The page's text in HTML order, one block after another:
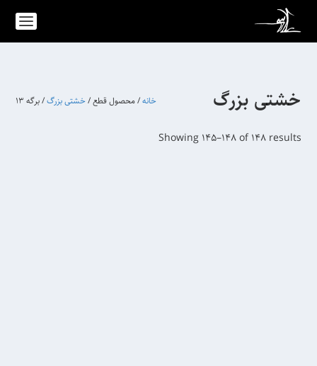
خشتی بزرگ خانه/ محصول قطع /خشتی بزرگ/ برگه 13
Showing 145–148 of 148 results
S